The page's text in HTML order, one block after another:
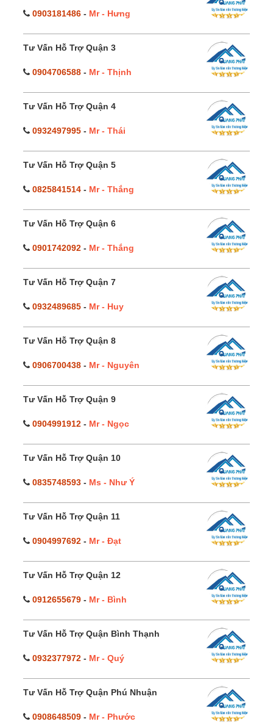
0903181486 - Mr - Hưng
Tư Vấn Hỗ Trợ Quận 3
0904706588 - Mr - Thịnh
Tư Vấn Hỗ Trợ Quận 4
0932497995 - Mr - Thái
Tư Vấn Hỗ Trợ Quận 5
0825841514 - Mr - Thắng
Tư Vấn Hỗ Trợ Quận 6
0901742092 - Mr - Thắng
Tư Vấn Hỗ Trợ Quận 7
0932489685 - Mr - Huy
Tư Vấn Hỗ Trợ Quận 8
0906700438 - Mr - Nguyên
Tư Vấn Hỗ Trợ Quận 9
0904991912 - Mr - Ngọc
Tư Vấn Hỗ Trợ Quận 10
0835748593 - Ms - Như Ý
Tư Vấn Hỗ Trợ Quận 11
0904997692 - Mr - Đạt
Tư Vấn Hỗ Trợ Quận 12
0912655679 - Mr - Bình
Tư Vấn Hỗ Trợ Quận Bình Thạnh
0932377972 - Mr - Quý
Tư Vấn Hỗ Trợ Quận Phú Nhuận
0908648509 - Mr - Phước